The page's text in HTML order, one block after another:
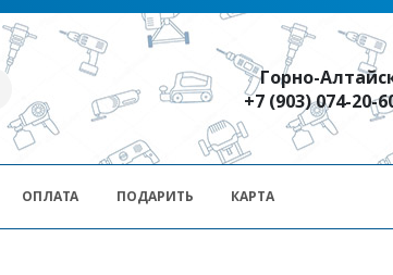
Горно-
+7 (903) 074-20-
ОПЛАТА ПОДАРИТЬ КАРТА